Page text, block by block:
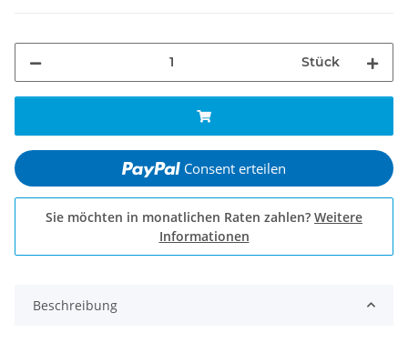
Stück
Consent erteilen
Sie möchten in monatlichen Raten zahlen? Weitere
Informationen
Beschreibung